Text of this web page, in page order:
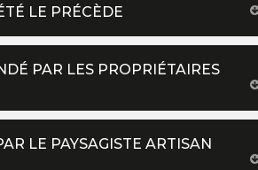
LE PRÉCÈDE
PAR LES PROPRIÉTAIRES
LE PAYSAGISTE ARTISAN